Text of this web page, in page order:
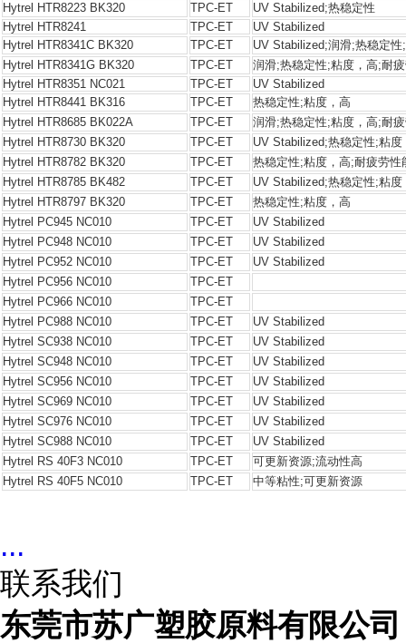
Hytrel HTR8223 BK320
TPC-ET
UV Stabilized;热稳定性
Hytrel HTR8241
TPC-ET
UV Stabilized
Hytrel HTR8341C BK320
TPC-ET
UV Stabilized;润滑;热稳定
Hytrel HTR8341G BK320
TPC-ET
润滑;热稳定性;粘度，高;耐
Hytrel HTR8351 NC021
TPC-ET
UV Stabilized
Hytrel HTR8441 BK316
TPC-ET
热稳定性;粘度，高
Hytrel HTR8685 BK022A
TPC-ET
润滑;热稳定性;粘度，高;耐
Hytrel HTR8730 BK320
TPC-ET
UV Stabilized;热稳定性;粘度
Hytrel HTR8782 BK320
TPC-ET
热稳定性;粘度，高;耐疲劳性
Hytrel HTR8785 BK482
TPC-ET
UV Stabilized;热稳定性;粘
Hytrel HTR8797 BK320
TPC-ET
热稳定性;粘度，高
Hytrel PC945 NC010
TPC-ET
UV Stabilized
Hytrel PC948 NC010
TPC-ET
UV Stabilized
Hytrel PC952 NC010
TPC-ET
UV Stabilized
Hytrel PC956 NC010
TPC-ET
Hytrel PC966 NC010
TPC-ET
Hytrel PC988 NC010
TPC-ET
UV Stabilized
Hytrel SC938 NC010
TPC-ET
UV Stabilized
Hytrel SC948 NC010
TPC-ET
UV Stabilized
Hytrel SC956 NC010
TPC-ET
UV Stabilized
Hytrel SC969 NC010
TPC-ET
UV Stabilized
Hytrel SC976 NC010
TPC-ET
UV Stabilized
Hytrel SC988 NC010
TPC-ET
UV Stabilized
Hytrel RS 40F3 NC010
TPC-ET
可更新资源;流动性高
Hytrel RS 40F5 NC010
TPC-ET 中等粘性;可更新资源
...
联系我们
东莞市苏广塑胶原料有限公司